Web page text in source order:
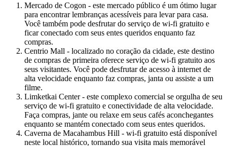
Mercado de Cogon - este mercado público é um ótimo lugar
para encontrar lembranças acessíveis para levar para casa.
Você também pode desfrutar do serviço de wi-fi gratuito e
ficar conectado com seus entes queridos enquanto faz
compras.
Centrio Mall - localizado no coração da cidade, este destino
de compras de primeira oferece serviço de wi-fi gratuito aos
seus visitantes. Você pode desfrutar de acesso à internet de
alta velocidade enquanto faz compras, janta ou assiste a um
filme.
Limketkai Center - este complexo comercial se orgulha de seu
serviço de wi-fi gratuito e conectividade de alta velocidade.
Faça compras, jante ou relaxe em seus cafés aconchegantes
enquanto se mantém conectado com seus entes queridos.
Caverna de Macahambus Hill - wi-fi gratuito está disponível
neste local histórico, tornando sua visita mais memorável